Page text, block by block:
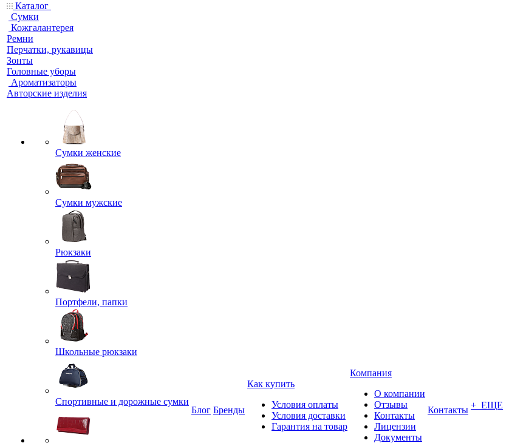
Каталог
Сумки
Кожгалантерея
Ремни
Перчатки, рукавицы
Зонты
Головные уборы
Ароматизаторы
Авторские изделия
Сумки женские
Сумки мужские
Рюкзаки
Портфели, папки
Школьные рюкзаки
Спортивные и дорожные сумки
Блог Бренды
Как купить
Условия оплаты
Условия доставки
Гарантия на товар
Компания
О компании
Отзывы
Контакты
Лицензии
Документы
Контакты + ЕЩЕ